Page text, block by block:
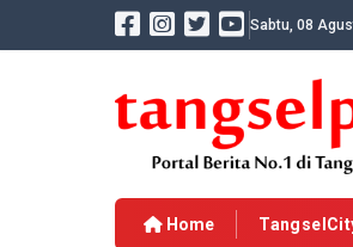
Sabtu, 08
Home